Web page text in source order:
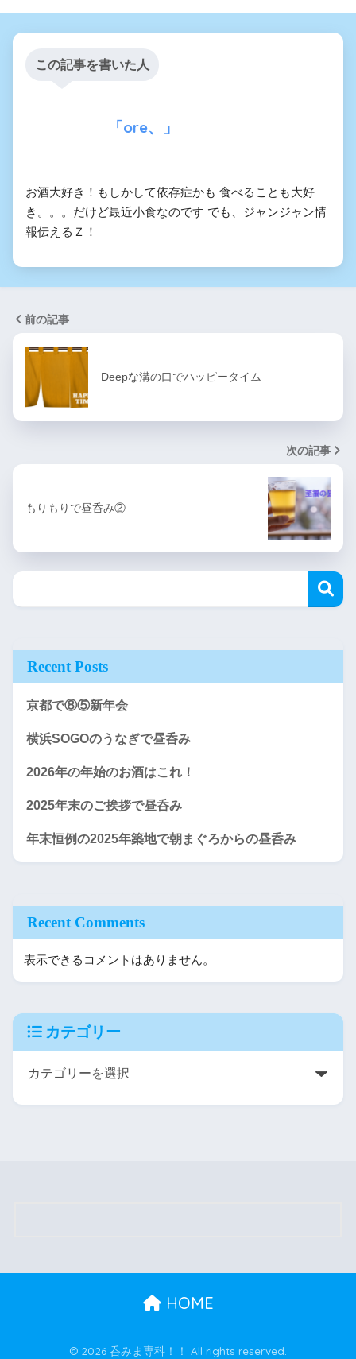
この記事を書いた人
「ore、」
お酒大好き！もしかして依存症かも 食べることも大好
き。。。だけど最近小食なのです でも、ジャンジャン情
報伝えるＺ！
前の記事
Deepな溝の口でハッピータイム
次の記事
もりもりで昼呑み②
Recent Posts
京都で⑧⑤新年会
横浜SOGOのうなぎで昼呑み
2026年の年始のお酒はこれ！
2025年末のご挨拶で昼呑み
年末恒例の2025年築地で朝まぐろからの昼呑み
Recent Comments
表示できるコメントはありません。
カテゴリー
HOME
© 2026 呑みま専科！！ All rights reserved.